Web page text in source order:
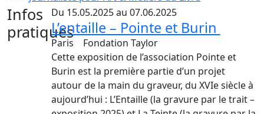
Infos
pratiques
Du 15.05.2025 au 07.06.2025
L’entaille – Pointe et Burin
Paris
Fondation Taylor
Cette exposition de l’association Pointe et
Burin est la première partie d’un projet
autour de la main du graveur, du XVIe siècle à
aujourd’hui : L’Entaille (la gravure par le trait –